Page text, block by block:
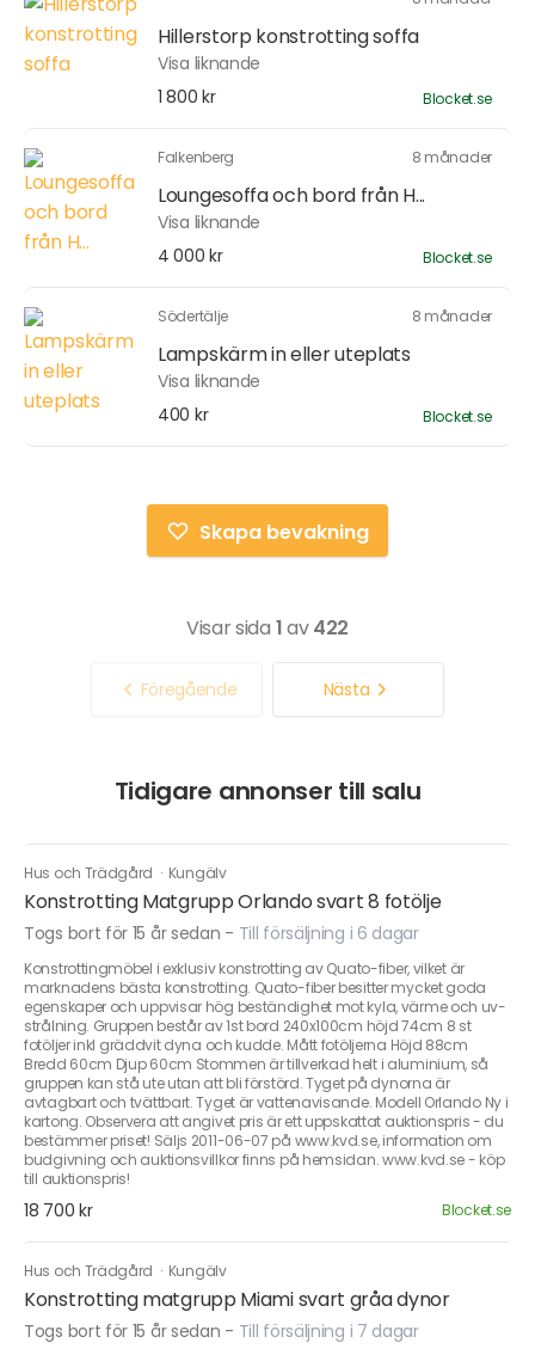
Hillerstorp konstrotting soffa
Visa liknande
1 800 kr
Blocket.se
Falkenberg 8 månader
Loungesoffa och bord från H...
Visa liknande
4 000 kr
Blocket.se
Södertälje 8 månader
Lampskärm in eller uteplats
Visa liknande
400 kr
Blocket.se
Skapa bevakning
Visar sida 1av422
Föregående Nästa
Tidigare annonser till salu
Hus och Trädgård · Kungälv
Konstrotting Matgrupp Orlando svart 8 fotölje
Togs bort för 15 år sedan - Till försäljning i 6 dagar
Konstrottingmöbel i exklusiv konstrotting av Quato-fiber, vilket är
marknadens bästa konstrotting. Quato-fiber besitter mycket goda
egenskaper och uppvisar hög beständighet mot kyla, värme och uv-
strålning. Gruppen består av 1st bord 240x100cm höjd 74cm 8 st
fotöljer inkl gräddvit dyna och kudde. Mått fotöljerna Höjd 88cm
Bredd 60cm Djup 60cm Stommen är tillverkad helt i aluminium, så
gruppen kan stå ute utan att bli förstörd. Tyget på dynorna är
avtagbart och tvättbart. Tyget är vattenavisande. Modell Orlando Ny i
kartong. Observera att angivet pris är ett uppskattat auktionspris - du
bestämmer priset! Säljs 2011-06-07 på www.kvd.se, information om
budgivning och auktionsvillkor finns på hemsidan. www.kvd.se - köp
till auktionspris!
18 700 kr Blocket.se
Hus och Trädgård · Kungälv
Konstrotting matgrupp Miami svart gråa dynor
Togs bort för 15 år sedan - Till försäljning i 7 dagar